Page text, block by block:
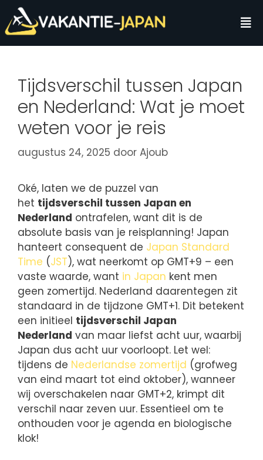
Tijdsverschil tussen Japan
en Nederland: Wat je moet
weten voor je reis
augustus 24, 2025 door Ajoub
Oké, laten we de puzzel van
het tijdsverschil tussen Japan en
Nederland ontrafelen, want dit is de
absolute basis van je reisplanning! Japan
hanteert consequent de Japan Standard
Time (JST), wat neerkomt op GMT+9 – een
vaste waarde, want in Japan kent men
geen zomertijd. Nederland daarentegen zit
standaard in de tijdzone GMT+1. Dit betekent
een initieel tijdsverschil Japan
Nederland van maar liefst acht uur, waarbij
Japan dus acht uur voorloopt. Let wel:
tijdens de Nederlandse zomertijd (grofweg
van eind maart tot eind oktober), wanneer
wij overschakelen naar GMT+2, krimpt dit
verschil naar zeven uur. Essentieel om te
onthouden voor je agenda en biologische
klok!